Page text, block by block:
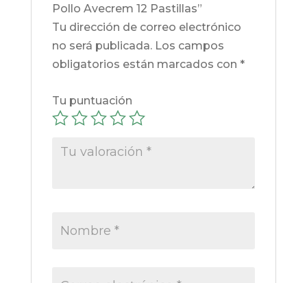
Pollo Avecrem 12 Pastillas”
Tu dirección de correo electrónico
no será publicada. Los campos
obligatorios están marcados con *
Tu puntuación